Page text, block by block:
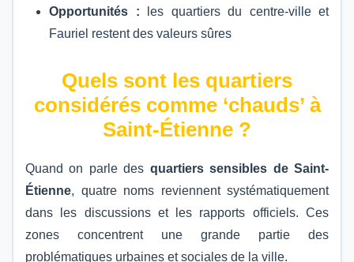
Opportunités : les quartiers du centre-ville et
Fauriel restent des valeurs sûres
Quels sont les quartiers
considérés comme ‘chauds’ à
Saint-Étienne ?
Quand on parle des quartiers sensibles de Saint-
Étienne, quatre noms reviennent systématiquement
dans les discussions et les rapports officiels. Ces
zones concentrent une grande partie des
problématiques urbaines et sociales de la ville.